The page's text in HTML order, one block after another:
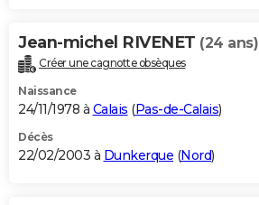
Jean-michel RIVENET (24 ans)
Créer une cagnotte obsèques
Naissance
24/11/1978 à Calais (Pas-de-Calais)
Décès
22/02/2003 à Dunkerque (Nord)